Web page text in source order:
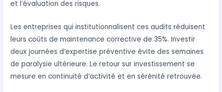
et l’évaluation des risques.
Les entreprises qui institutionnalisent ces audits réduisent
leurs coûts de maintenance corrective de 35%. Investir
deux journées d’expertise préventive évite des semaines
de paralysie ultérieure. Le retour sur investissement se
mesure en continuité d’activité et en sérénité retrouvée.